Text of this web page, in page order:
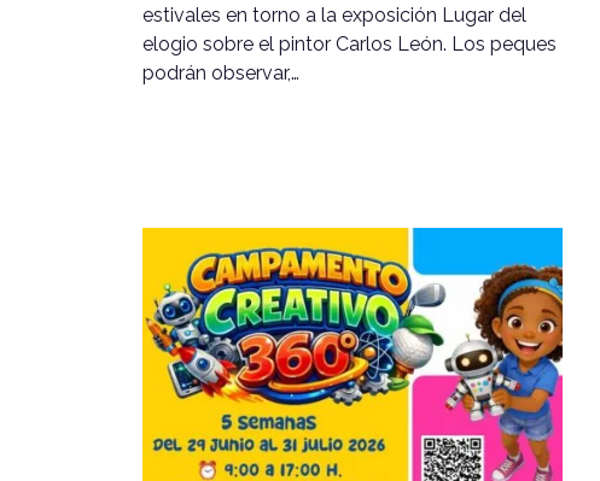
estivales en torno a la exposición Lugar del
elogio sobre el pintor Carlos León. Los peques
podrán observar,…